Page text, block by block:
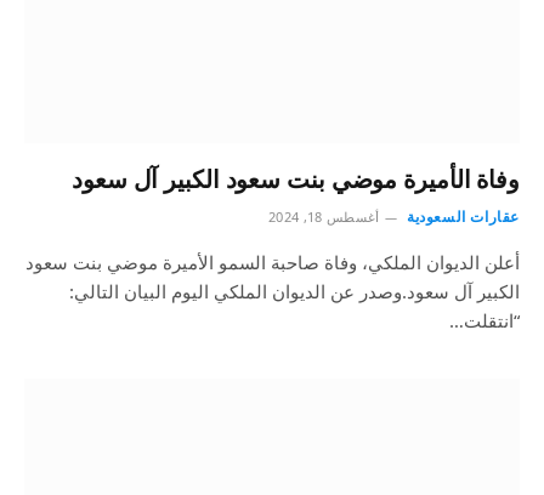
وفاة الأميرة موضي بنت سعود الكبير آل سعود
عقارات السعودية أغسطس 18, 2024
أعلن الديوان الملكي، وفاة صاحبة السمو الأميرة موضي بنت سعود
الكبير آل سعود.وصدر عن الديوان الملكي اليوم البيان التالي:
“انتقلت…